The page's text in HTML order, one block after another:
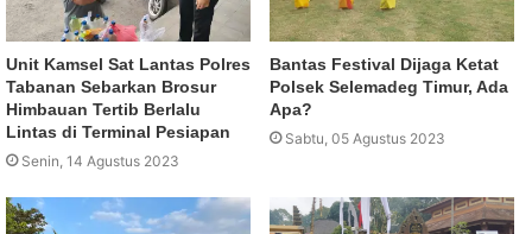
Unit Kamsel Sat Lantas Polres
Tabanan Sebarkan Brosur
Himbauan Tertib Berlalu
Lintas di Terminal Pesiapan
Senin, 14 Agustus 2023
Bantas Festival Dijaga Ketat
Polsek Selemadeg Timur, Ada
Apa?
Sabtu, 05 Agustus 2023